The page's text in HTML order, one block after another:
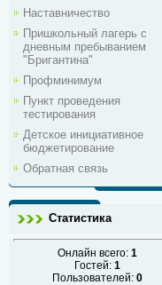
Наставничество
Пришкольный лагерь с
дневным пребыванием
"Бригантина"
Профминимум
Пункт проведения
тестирования
Детское инициативное
бюджетирование
Обратная связь
Статистика
Онлайн всего: 1
Гостей: 1
Пользователей: 0